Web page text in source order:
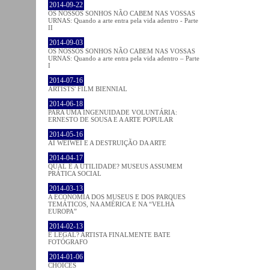
2014-09-22
OS NOSSOS SONHOS NÃO CABEM NAS VOSSAS
URNAS: Quando a arte entra pela vida adentro - Parte
II
2014-09-03
OS NOSSOS SONHOS NÃO CABEM NAS VOSSAS
URNAS: Quando a arte entra pela vida adentro – Parte
I
2014-07-16
ARTISTS' FILM BIENNIAL
2014-06-18
PARA UMA INGENUIDADE VOLUNTÁRIA:
ERNESTO DE SOUSA E A ARTE POPULAR
2014-05-16
AI WEIWEI E A DESTRUIÇÃO DA ARTE
2014-04-17
QUAL É A UTILIDADE? MUSEUS ASSUMEM
PRÁTICA SOCIAL
2014-03-13
A ECONOMIA DOS MUSEUS E DOS PARQUES
TEMÁTICOS, NA AMÉRICA E NA “VELHA
EUROPA”
2014-02-13
É LEGAL? ARTISTA FINALMENTE BATE
FOTÓGRAFO
2014-01-06
CHOICES